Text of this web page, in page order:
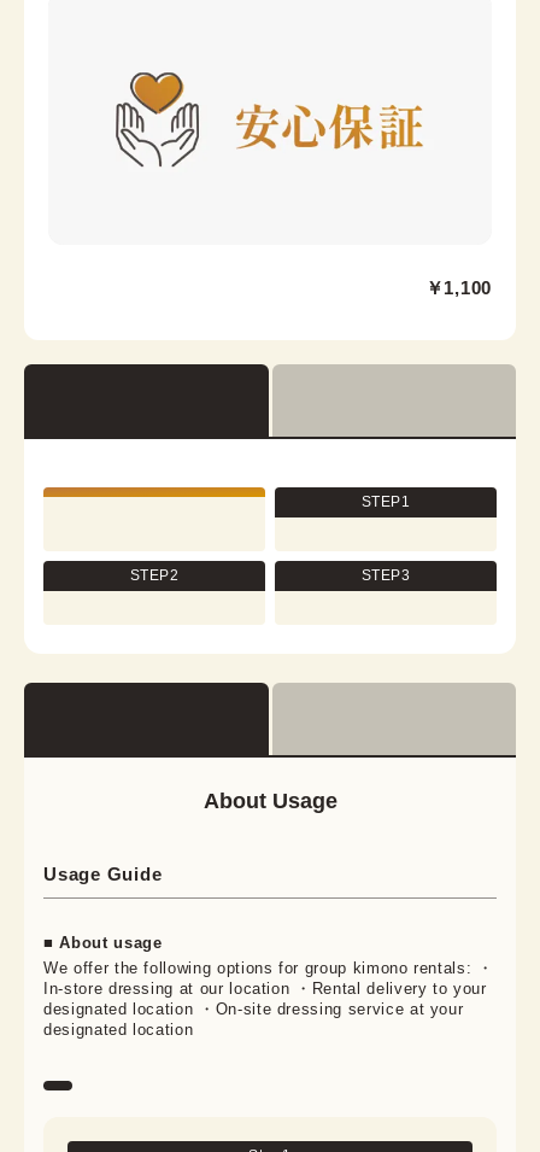
京都府京都市下京区烏丸通七条下る東塩小路町721−1 京
都タワービル3F
￥1,100
STEP1
STEP2 STEP3
About Usage
Usage Guide
■ About usage
We offer the following options for group kimono rentals: ・
In-store dressing at our location ・Rental delivery to your
designated location ・On-site dressing service at your
designated location